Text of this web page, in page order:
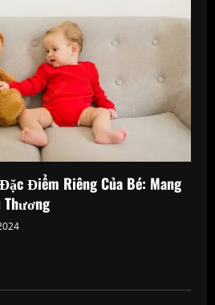
Điểm Riêng Của Bé: Mang
Thương